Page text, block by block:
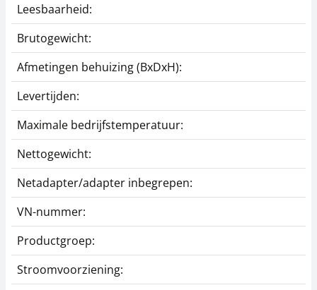
Leesbaarheid:
Brutogewicht:
Afmetingen behuizing (BxDxH):
Levertijden:
Maximale bedrijfstemperatuur:
Nettogewicht:
Netadapter/adapter inbegrepen:
VN-nummer:
Productgroep:
Stroomvoorziening: